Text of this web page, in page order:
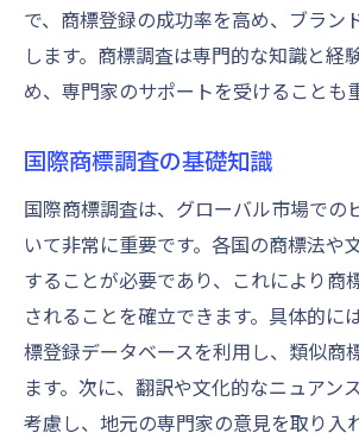
で、商標登録の成功率を高め、ブラン
します。商標調査は専門的な知識と経
め、専門家のサポートを受けることも
国際商標調査の基礎知識
国際商標調査は、グローバル市場での
いて非常に重要です。各国の商標法や
することが必要であり、これにより商
されることを確立できます。具体的に
標登録データベースを利用し、類似商
ます。次に、翻訳や文化的なニュアン
考慮し、地元の専門家の意見を取り入